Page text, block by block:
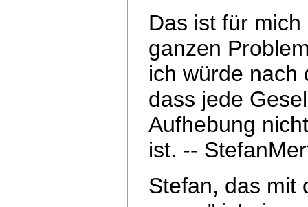
Das ist für
ganzen
ich würde nach
dass jede
Aufhebung
ist. --
Stefan, das mit